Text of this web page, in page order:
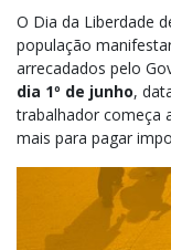
O Dia da Liberdade
população
arrecadados pelo
dia 1º de junho,
trabalhador começa
mais para pagar